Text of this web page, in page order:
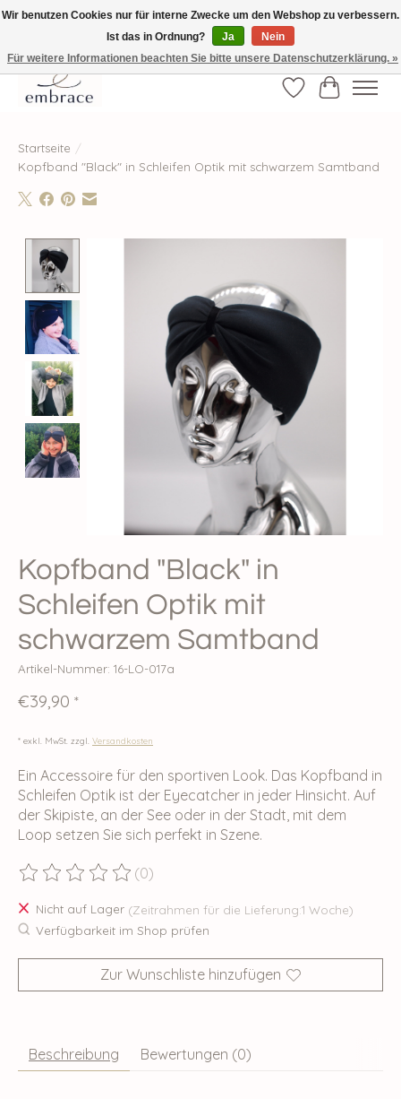
√ Versandkostenfrei ab € 40-, √ Made with Love and Happiness √Exklusiv und
nur hier im Onlineshop √high-quality & long-lasting fashion
Wunschzettel
Ihr
Startseite /
Kopfband "Black" in Schleifen Optik mit schwarzem Samtband
Kopfband "Black" in
Schleifen Optik mit
schwarzem Samtband
Artikel-Nummer: 16-LO-017a
€39,90 *
* exkl. MwSt. zzgl. Versandkosten
Ein Accessoire für den sportiven Look. Das Kopfband in
Schleifen Optik ist der Eyecatcher in jeder Hinsicht. Auf
der Skipiste, an der See oder in der Stadt, mit dem
Loop setzen Sie sich perfekt in Szene.
Die Bewertung dieses Produkts ist
(0)
Nicht auf Lager (Zeitrahmen für die Lieferung:1 Woche)
Verfügbarkeit im Shop prüfen
Zur Wunschliste hinzufügen
Beschreibung Bewertungen (0)
Wir benutzen Cookies nur für interne Zwecke um den Webshop zu verbessern.
Ist das in Ordnung?
Ja
Nein
Für weitere Informationen beachten Sie bitte unsere Datenschutzerklärung. »